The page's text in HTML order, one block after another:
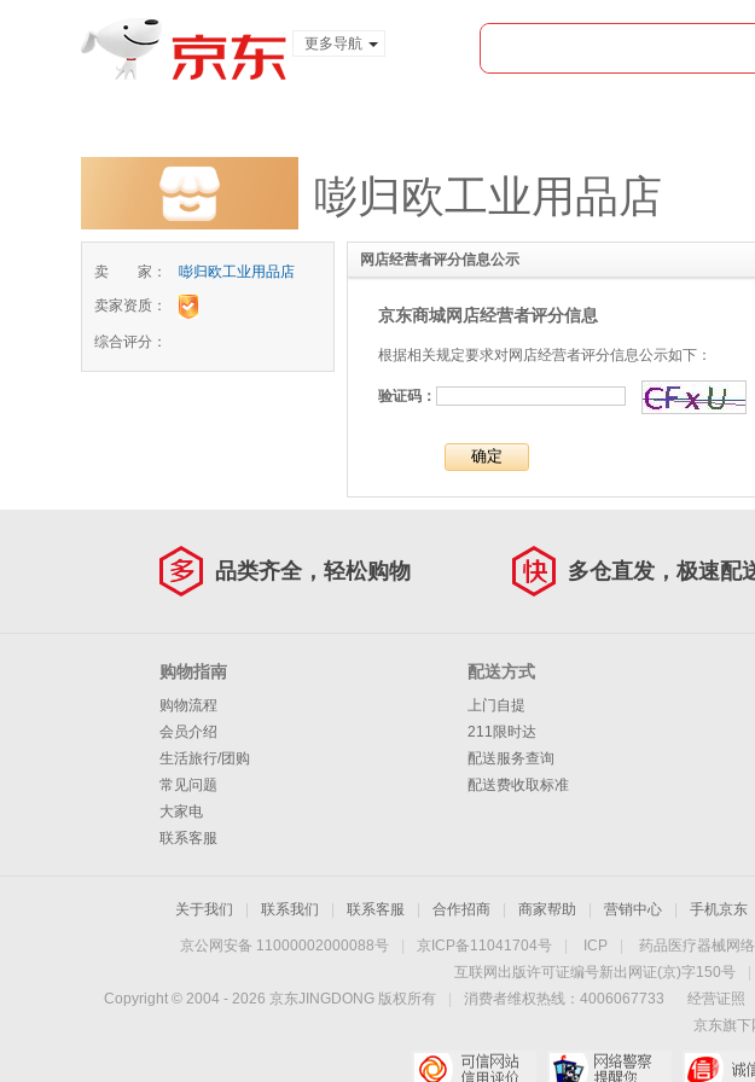
更多导航
嘭归欧工业用品店
卖 家：
嘭归欧工业用品店
卖家资质：
综合评分：
网店经营者评分信息公示
京东商城网店经营者评分信息
根据相关规定要求对网店经营者评分信息公示如下：
验证码：
确定
品类齐全，轻松购物 多仓直发，极速配
购物指南
购物流程
会员介绍
生活旅行/团购
常见问题
大家电
联系客服
配送方式
上门自提
211限时达
配送服务查询
配送费收取标准
关于我们 | 联系我们 | 联系客服 | 合作招商 | 商家帮助 | 营销中心 | 手机京东
京公网安备 11000002000088号 | 京ICP备11041704号 | ICP | 药品医疗器械网
互联网出版许可证编号新出网证(京)字150号
|
Copyright © 2004 - 2026 京东JINGDONG 版权所有 | 消费者维权热线：4006067733 经营证照
京东旗下